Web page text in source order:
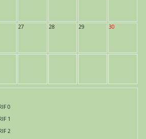
27 28 29 30
0
1
2